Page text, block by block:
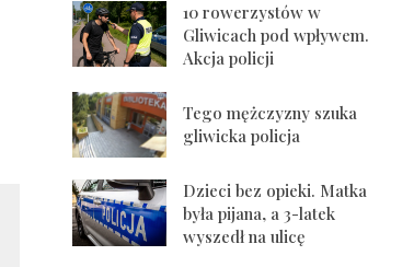
10 rowerzystów w
Gliwicach pod wpływem.
Akcja policji
Tego mężczyzny szuka
gliwicka policja
Dzieci bez opieki. Matka
była pijana, a 3-latek
wyszedł na ulicę